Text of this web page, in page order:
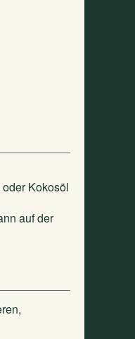
Kokosöl
auf der